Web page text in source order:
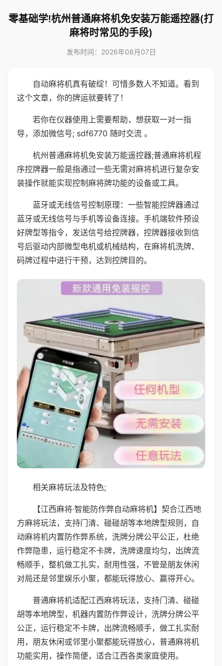
零基础学!杭州普通麻将机免安装万能遥控器(打
麻将时常见的手段)
发布时间：2026年08月07日
自动麻将机真有破绽！可惜多数人不知道。看到
这个文章，你的牌运就要转了！
若你在仪器使用上需要帮助，想获取一对一指
导，添加微信号; sdf6770 随时交流 。
杭州普通麻将机免安装万能遥控器;普通麻将机程
序控牌器一般是指通过一些无需对麻将机进行复杂安
装操作就能实现控制麻将牌功能的设备或工具。
蓝牙或无线信号控制原理：一些智能控牌器通过
蓝牙或无线信号与手机等设备连接。手机端软件预设
好牌型等指令，发送信号给控牌器，控牌器接收到信
号后驱动内部微型电机或机械结构，在麻将机洗牌、
码牌过程中进行干预，达到控牌目的。
相关麻将玩法及特色;
【江西麻将·智能防作弊自动麻将机】契合江西地
方麻将玩法，支持门清、碰碰胡等本地牌型规则，自
动麻将机内置防作弊系统，洗牌分牌公平公正，杜绝
作弊隐患，运行稳定不卡牌，洗牌速度均匀，出牌流
畅顺手，整机做工扎实，耐用性强，不管是朋友休闲
对局还是邻里娱乐小聚，都能玩得放心、赢得开心。
普通麻将机适配江西麻将玩法，支持门清、碰碰
胡等本地牌型，机器内置防作弊设计，洗牌分牌公平
公正，运行稳定不卡牌，出牌流畅顺手，做工扎实耐
用，朋友休闲或邻里小聚都能玩得放心，普通麻将机
功能实用，操作简便，适合江西各类家庭使用。